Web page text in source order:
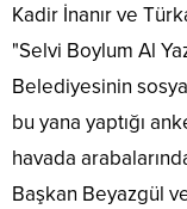
Kadir İnanır ve
"Selvi Boylum Al
Belediyesinin
bu yana yaptığı
havada
Başkan Beyazgül